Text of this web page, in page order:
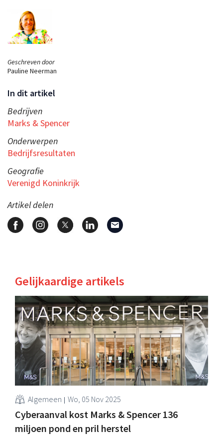
Geschreven door
Pauline Neerman
In dit artikel
Bedrijven
Marks & Spencer
Onderwerpen
Bedrijfsresultaten
Geografie
Verenigd Koninkrijk
Artikel delen
Gelijkaardige artikels
Algemeen Wo, 05 Nov 2025
Cyberaanval kost Marks & Spencer 136
miljoen pond en pril herstel